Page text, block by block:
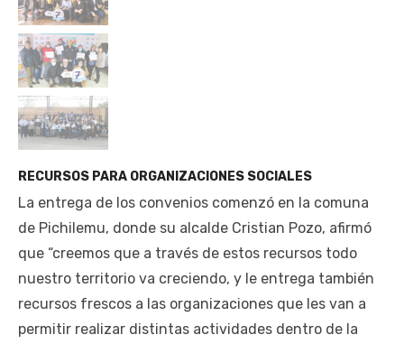
RECURSOS PARA ORGANIZACIONES SOCIALES
La entrega de los convenios comenzó en la comuna
de Pichilemu, donde su alcalde Cristian Pozo, afirmó
que “creemos que a través de estos recursos todo
nuestro territorio va creciendo, y le entrega también
recursos frescos a las organizaciones que les van a
permitir realizar distintas actividades dentro de la